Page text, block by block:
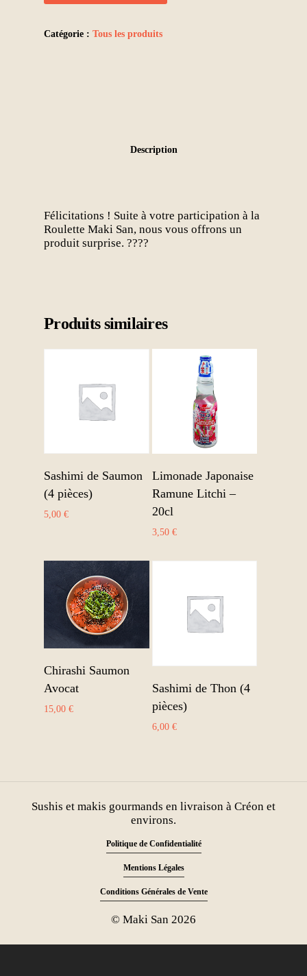
Catégorie : Tous les produits
Description
Félicitations ! Suite à votre participation à la
Roulette Maki San, nous vous offrons un
produit surprise. ????
Produits similaires
Sashimi de Saumon
(4 pièces)
5,00 €
Limonade Japonaise
Ramune Litchi –
20cl
3,50 €
Chirashi Saumon
Avocat
15,00 €
Sashimi de Thon (4
pièces)
6,00 €
Sushis et makis gourmands en livraison à Créon et
environs.
Politique de Confidentialité
Mentions Légales
Conditions Générales de Vente
© Maki San 2026